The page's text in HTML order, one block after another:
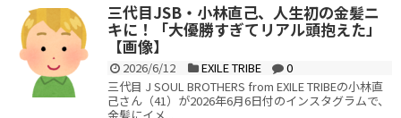
三代目JSB・小林直己、人生初の金髪ニ
キに！「大優勝すぎてリアル頭抱えた」
【画像】
2026/6/12 EXILE TRIBE
0
三代目 J SOUL BROTHERS from EXILE TRIBEの小林直
己さん（41）が2026年6月6日付のインスタグラムで、